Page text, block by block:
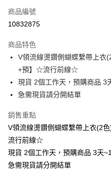
超商取貨付款
Apple Pay
街口支付
悠遊付
Google Pay
全支付
大哥付你分期
商品編號
10832875
商品特色
V領流線燙鑽側蝴蝶繫帶上衣
+預】☆流行前線☆
現貨 2個工作天，預購商品 3
急需現貨請分開結單
銷售重點
V領流線燙鑽側蝴蝶繫帶上衣(2
流行前線☆
現貨 2個工作天，預購商品 3天
急需現貨請分開結單